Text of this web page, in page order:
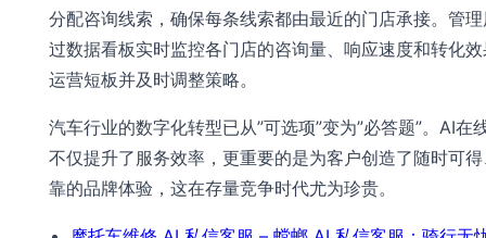
分配咨询线索，确保每条线索都由最近的门店承接。管
过数据看板实时监控各门店的咨询量、响应速度和转化
运营短板并及时调整策略。
汽车行业的数字化转型已从”可选项”变为”必答题”。AI在
不仅提升了服务效率，更重要的是为客户创造了随时可
靠的品牌体验，这在存量竞争时代尤为珍贵。